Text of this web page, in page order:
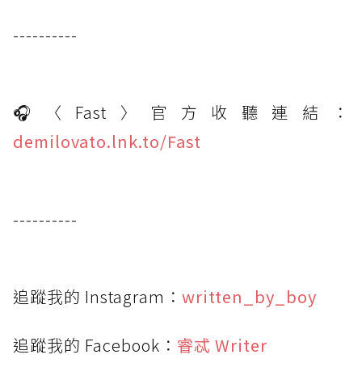
----------
🎧〈Fast〉官方收聽連結：
demilovato.lnk.to/Fast
----------
追蹤我的 Instagram： written_by_boy
追蹤我的 Facebook： 睿忒 Writer